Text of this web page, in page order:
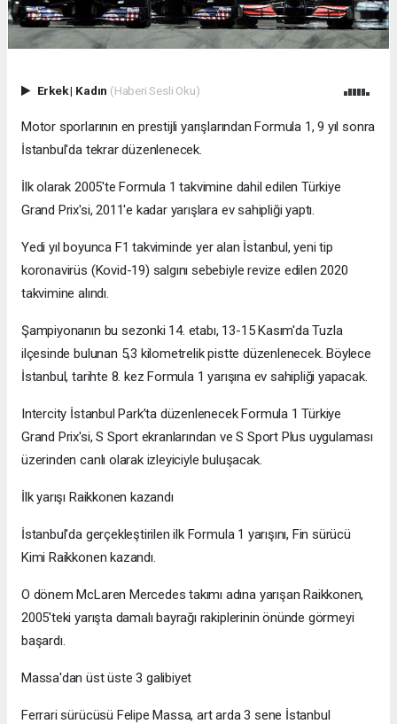
Erkek| Kadın (Haberi Sesli Oku)
Motor sporlarının en prestijli yarışlarından Formula 1, 9 yıl sonra
İstanbul'da tekrar düzenlenecek.
İlk olarak 2005'te Formula 1 takvimine dahil edilen Türkiye
Grand Prix'si, 2011'e kadar yarışlara ev sahipliği yaptı.
Yedi yıl boyunca F1 takviminde yer alan İstanbul, yeni tip
koronavirüs (Kovid-19) salgını sebebiyle revize edilen 2020
takvimine alındı.
Şampiyonanın bu sezonki 14. etabı, 13-15 Kasım'da Tuzla
ilçesinde bulunan 5,3 kilometrelik pistte düzenlenecek. Böylece
İstanbul, tarihte 8. kez Formula 1 yarışına ev sahipliği yapacak.
Intercity İstanbul Park’ta düzenlenecek Formula 1 Türkiye
Grand Prix'si, S Sport ekranlarından ve S Sport Plus uygulaması
üzerinden canlı olarak izleyiciyle buluşacak.
İlk yarışı Raikkonen kazandı
İstanbul'da gerçekleştirilen ilk Formula 1 yarışını, Fin sürücü
Kimi Raikkonen kazandı.
O dönem McLaren Mercedes takımı adına yarışan Raikkonen,
2005'teki yarışta damalı bayrağı rakiplerinin önünde görmeyi
başardı.
Massa'dan üst üste 3 galibiyet
Ferrari sürücüsü Felipe Massa, art arda 3 sene İstanbul